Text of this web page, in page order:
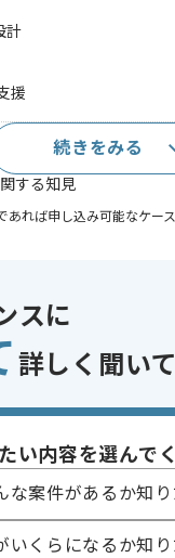
計
援
捗管理をリーダーの下
する知見
れば申し込み可能なケー
, 30代活躍中
時間
続きをみる
スに
詳しく聞い
い内容を選んで
な案件があるか知り
いくらになるか知り